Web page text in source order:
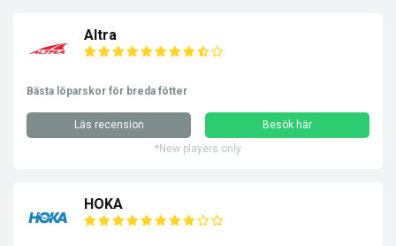
Altra
Bästa löparskor för breda fötter
Läs recension
Besök här
*New players only
HOKA